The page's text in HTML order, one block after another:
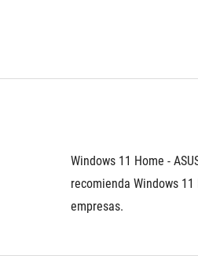
Windows 11 Home -
recomienda Windows 11
empresas.